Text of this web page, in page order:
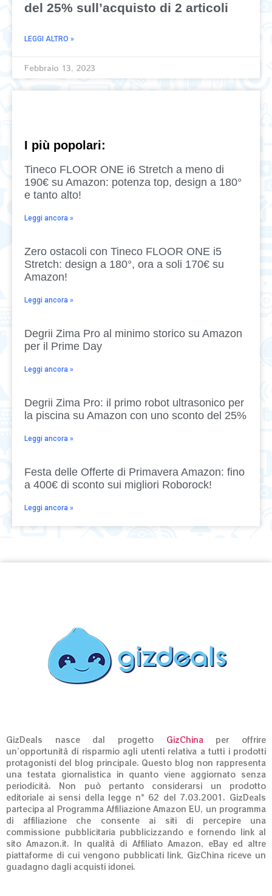
del 25% sull’acquisto di 2 articoli
LEGGI ALTRO »
Febbraio 13, 2023
I più popolari:
Tineco FLOOR ONE i6 Stretch a meno di
190€ su Amazon: potenza top, design a 180°
e tanto alto!
Leggi ancora »
Zero ostacoli con Tineco FLOOR ONE i5
Stretch: design a 180°, ora a soli 170€ su
Amazon!
Leggi ancora »
Degrii Zima Pro al minimo storico su Amazon
per il Prime Day
Leggi ancora »
Degrii Zima Pro: il primo robot ultrasonico per
la piscina su Amazon con uno sconto del 25%
Leggi ancora »
Festa delle Offerte di Primavera Amazon: fino
a 400€ di sconto sui migliori Roborock!
Leggi ancora »
GizDeals nasce dal progetto GizChinaper offrire
un’opportunità di risparmio agli utenti relativa a tutti i prodotti
protagonisti del blog principale. Questo blog non rappresenta
una testata giornalistica in quanto viene aggiornato senza
periodicità. Non può pertanto considerarsi un prodotto
editoriale ai sensi della legge n° 62 del 7.03.2001. GizDeals
partecipa al Programma Affiliazione Amazon EU, un programma
di affiliazione che consente ai siti di percepire una
commissione pubblicitaria pubblicizzando e fornendo link al
sito Amazon.it. In qualità di Affiliato Amazon, eBay ed altre
piattaforme di cui vengono pubblicati link, GizChina riceve un
guadagno dagli acquisti idonei.